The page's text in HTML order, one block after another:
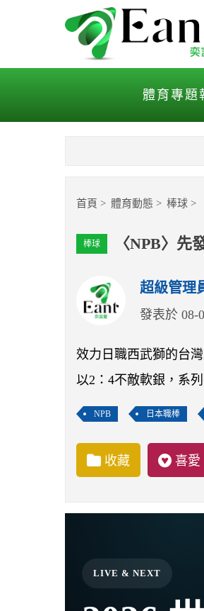
〈NPB〉先發續
體育專題
首頁 體育動態 棒球
棒球 〈NPB〉
超級管理
發表於 08-
效力日職西武獅的台
以2：4不敵軟銀，系
NPB 日本職棒
收藏 喜愛
LIVE & NEXT